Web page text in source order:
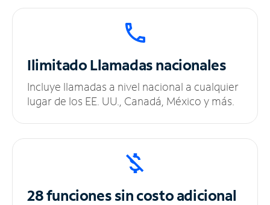
IlimitadoLlamadas nacionales
Incluye llamadas a nivel nacional a cualquier
lugar de los EE. UU., Canadá, México y más.
28 funciones sincosto adicional